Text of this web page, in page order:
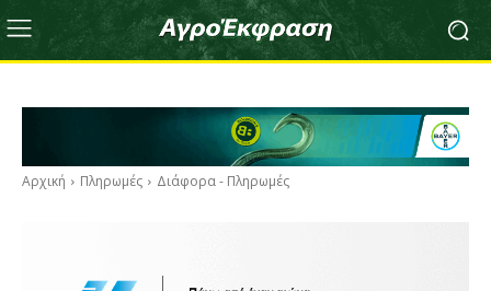
Αρχική Πληρωμές Διάφορα - Πληρωμές